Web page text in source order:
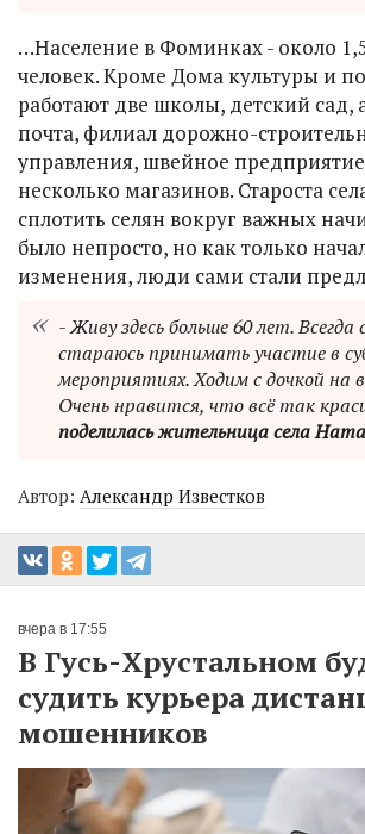
…Население в Фоминках - около
человек. Кроме Дома культуры и
работают две школы, детский сад,
почта, филиал дорожно-
управления, швейное
несколько магазинов. Староста
сплотить селян вокруг важных
было непросто, но как только
изменения, люди сами стали
- Живу здесь больше 60 лет. Всегда
стараюсь принимать участие в
мероприятиях. Ходим с дочкой на
Очень нравится, что всё так
поделилась жительница села
Автор: Александр Известков
вчера в 17:55
В Гусь-Хрустальном
судить курьера
мошенников